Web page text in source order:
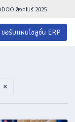
สิงคโปร์ 2025
ขอรับแผนโซลูชั่น ERP
×